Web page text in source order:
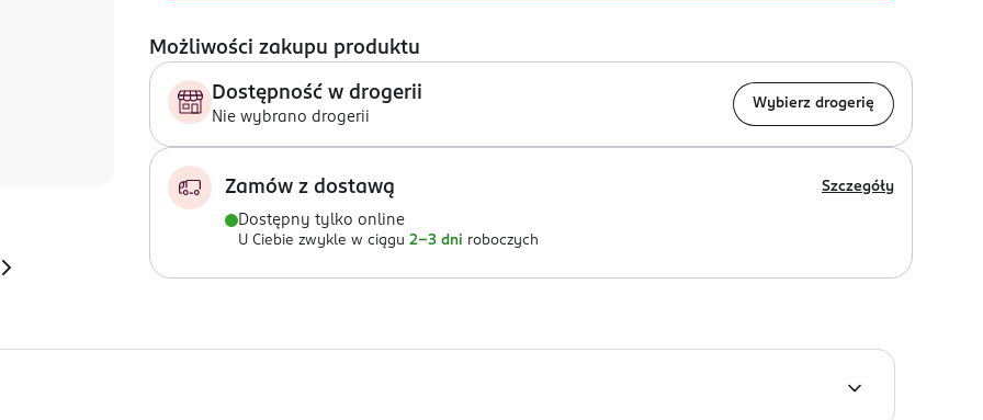
Możliwości zakupu produktu
Dostępność w drogerii
Nie wybrano drogerii
Wybierz drogerię
Zamów z dostawą Szczegóły
Dostępny tylko online
U Ciebie zwykle w ciągu 2-3 dni roboczych